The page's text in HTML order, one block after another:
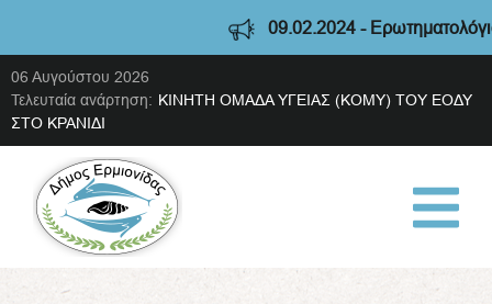
09.02.2024 - Ερωτηματολόγιο
06 Αυγούστου 2026
Τελευταία ανάρτηση: ΚΙΝΗΤΗ ΟΜΑΔΑ ΥΓΕΙΑΣ (ΚΟΜΥ) ΤΟΥ ΕΟΔΥ
ΣΤΟ ΚΡΑΝΙΔΙ